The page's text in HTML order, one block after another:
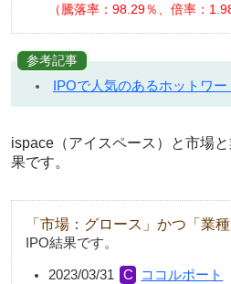
（騰落率：98.29％、倍率：
参考記事
IPOで人気のあるホットワー
ispace（アイスペース）と市場
果です。
「市場：グロース」かつ「業
IPO結果です。
2023/03/31
ココルポート